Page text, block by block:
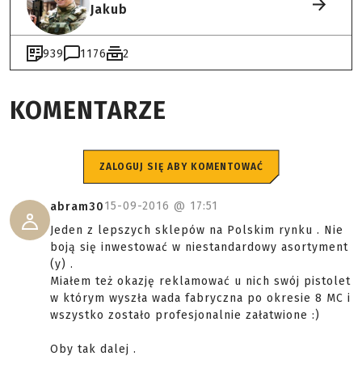
Jakub
939 1176 2
KOMENTARZE
ZALOGUJ SIĘ ABY KOMENTOWAĆ
abram3015-09-2016 @ 17:51
Jeden z lepszych sklepów na Polskim rynku . Nie
boją się inwestować w niestandardowy asortyment
(y) .
Miałem też okazję reklamować u nich swój pistolet
w którym wyszła wada fabryczna po okresie 8 MC i
wszystko zostało profesjonalnie załatwione :)
Oby tak dalej .